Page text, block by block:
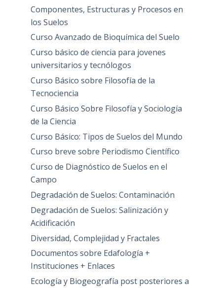
Componentes, Estructuras y Procesos en
los Suelos
Curso Avanzado de Bioquímica del Suelo
Curso básico de ciencia para jovenes
universitarios y tecnólogos
Curso Básico sobre Filosofía de la
Tecnociencia
Curso Básico Sobre Filosofía y Sociología
de la Ciencia
Curso Básico: Tipos de Suelos del Mundo
Curso breve sobre Periodismo Científico
Curso de Diagnóstico de Suelos en el
Campo
Degradación de Suelos: Contaminación
Degradación de Suelos: Salinización y
Acidificación
Diversidad, Complejidad y Fractales
Documentos sobre Edafología +
Instituciones + Enlaces
Ecología y Biogeografía post posteriores a